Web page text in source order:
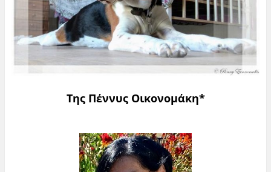
Της Πέννυς Οικονομάκη*